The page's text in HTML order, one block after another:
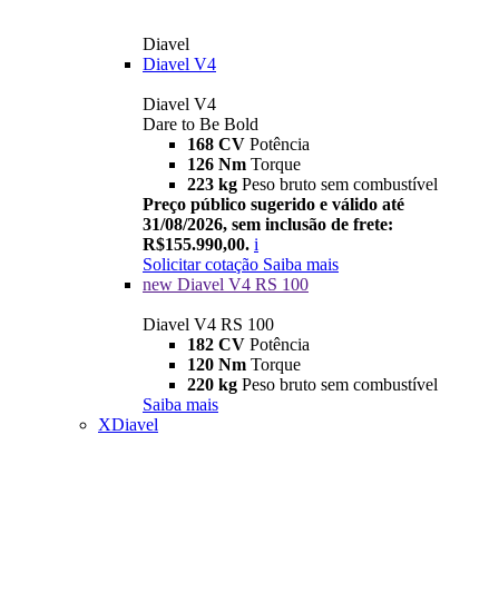
Diavel
Diavel V4
Diavel V4
Dare to Be Bold
168 CV Potência
126 Nm Torque
223 kg Peso bruto sem combustível
Preço público sugerido e válido até
31/08/2026, sem inclusão de frete:
R$155.990,00. i
Solicitar cotação Saiba mais
new Diavel V4 RS 100
Diavel V4 RS 100
182 CV Potência
120 Nm Torque
220 kg Peso bruto sem combustível
Saiba mais
XDiavel